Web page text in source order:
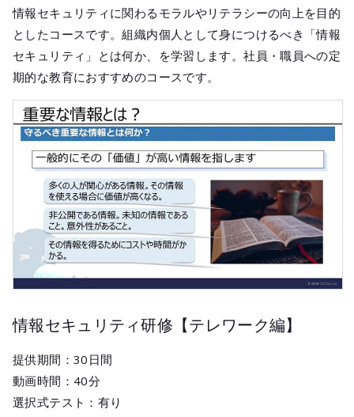
情報セキュリティに関わるモラルやリテラシーの向上を目的
としたコースです。組織内個人として身につけるべき「情報
セキュリティ」とは何か、を学習します。社員・職員への定
期的な教育におすすめのコースです。
情報セキュリティ研修【テレワーク編】
提供期間：30日間
動画時間：40分
選択式テスト：有り